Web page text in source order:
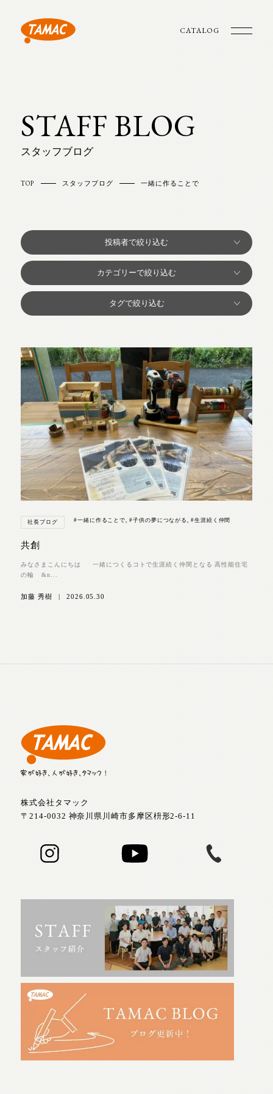
CATALOG
STAFF BLOG
スタッフブログ
TOP スタッフブログ 一緒に作ることで
社長ブログ #一緒に作ることで,#子供の夢につながる, #生涯続く仲間
共創
みなさまこんにちは 一緒につくるコトで生涯続く仲間となる 高性能住宅
の輪 &n...
加藤 秀樹 2026.05.30
株式会社タマック
〒214-0032 神奈川県川崎市多摩区枡形2-6-11